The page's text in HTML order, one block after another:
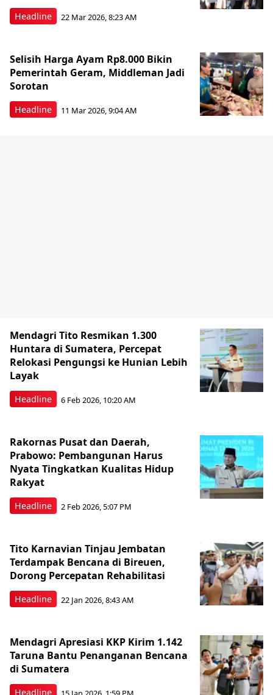
Headline 22 Mar 2026, 8:23 AM
Headline
Selisih Harga Ayam Rp8.000 Bikin
Pemerintah Geram, Middleman Jadi
Sorotan
11 Mar 2026, 9:04 AM
Headline
Mendagri Tito Resmikan 1.300
Huntara di Sumatera, Percepat
Relokasi Pengungsi ke Hunian Lebih
Layak
6 Feb 2026, 10:20 AM
Headline
Rakornas Pusat dan Daerah,
Prabowo: Pembangunan Harus
Nyata Tingkatkan Kualitas Hidup
Rakyat
2 Feb 2026, 5:07 PM
Headline
Tito Karnavian Tinjau Jembatan
Terdampak Bencana di Bireuen,
Dorong Percepatan Rehabilitasi
22 Jan 2026, 8:43 AM
Headline
Mendagri Apresiasi KKP Kirim 1.142
Taruna Bantu Penanganan Bencana
di Sumatera